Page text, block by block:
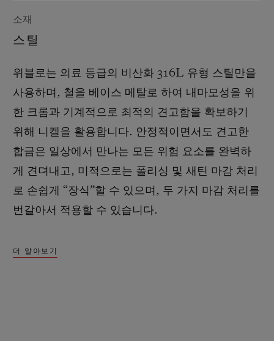
소재
스틸
위블로는 의료 등급의 비산화 316L 유형 스틸만을
사용하며, 철을 베이스 메탈로 하여 내마모성을 위
한 크롬과 기계적으로 최적의 견고함을 확보하기
위해 니켈을 활용합니다. 안정적이면서도 견고한
합금은 일상에서 만나는 모든 위험 요소를 완벽하
게 견뎌내고, 미적으로는 폴리싱 및 새틴 마감 처리
로 손쉽게 “장식”할 수 있으며, 두 가지 마감 처리를
번갈아서 적용할 수 있습니다.
더 알아보기